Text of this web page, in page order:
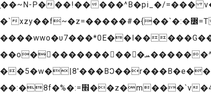
̠��~N-P���!�����^B�pi_�/=���
�`xzy��f~�z=�����#�{��`�:�߼=T�������,�Ell���������Mky�o���
��o���������� �ܚ������^\�'������}��cguy 躋�ft���p� w�
��:�8f�%�:=׮��z�m���`v�4.��SL��2#�Ӽ@�w��6��@W��=���1[y��p�[|�TB|�?